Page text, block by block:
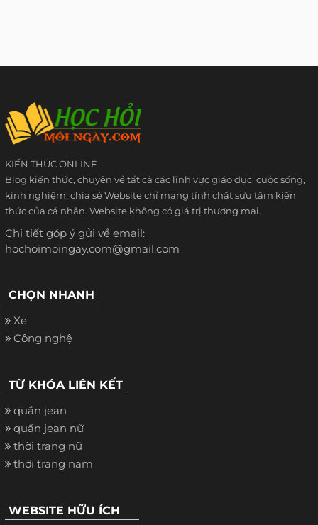
KIẾN THỨC ONLINE
Blog kiến thức, chuyên về tất cả các lĩnh vực giáo dục, cuộc sống,
kinh nghiệm, chia sẻ Website chỉ mang tính chất sưu tầm kiến
thức của cá nhân. Website không có giá trị thương mại.
Chi tiết góp ý gửi về email:
hochoimoingay.com@gmail.com
CHỌN NHANH
Xe
Công nghệ
TỪ KHÓA LIÊN KẾT
quần jean
quần jean nữ
thời trang nữ
thời trang nam
WEBSITE HỮU ÍCH